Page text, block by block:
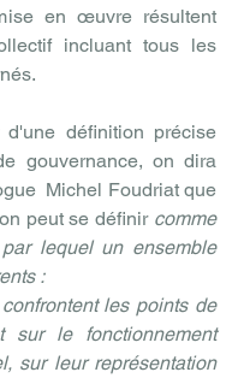
en œuvre résultent
incluant tous les
d'une définition précise
gouvernance, on dira
Michel Foudriat que
peut se définir comme
lequel un ensemble
:
les points de
sur le fonctionnement
sur leur représentation